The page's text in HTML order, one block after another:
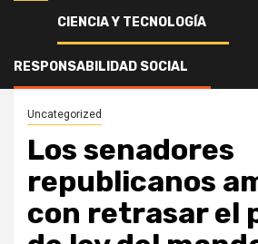
CIENCIA Y TECNOLOGÍA
RESPONSABILIDAD SOCIAL
Uncategorized
Los senadores republicanos amenazan con
del mandato militar de vacunas
Uncategorized
Los senadores
republicanos
con retrasar el